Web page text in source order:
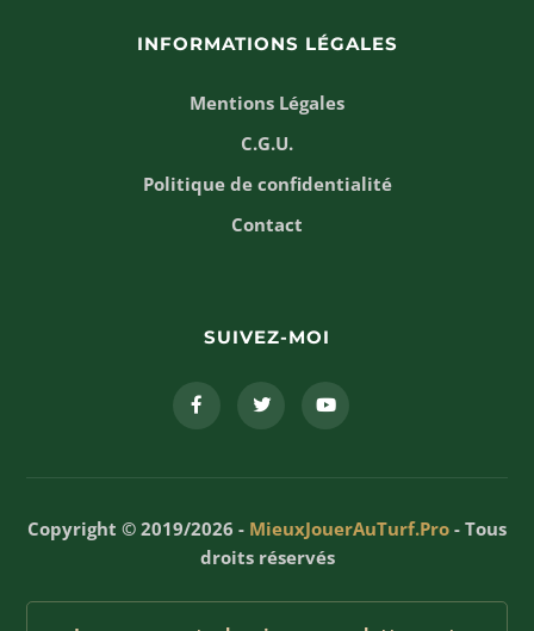
INFORMATIONS LÉGALES
Mentions Légales
C.G.U.
Politique de confidentialité
Contact
SUIVEZ-MOI
Copyright © 2019/2026 - MieuxJouerAuTurf.Pro - Tous
droits réservés